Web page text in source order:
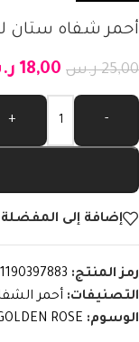
أحمر شفاه ستان
25,00 ر.س 18,00
-
+
Alternative:
إضافة إلى المفضلة
رمز المنتج:
التصنيفات: أحمر
الوسوم: ROSE